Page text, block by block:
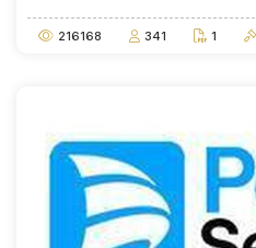
216168 341 1